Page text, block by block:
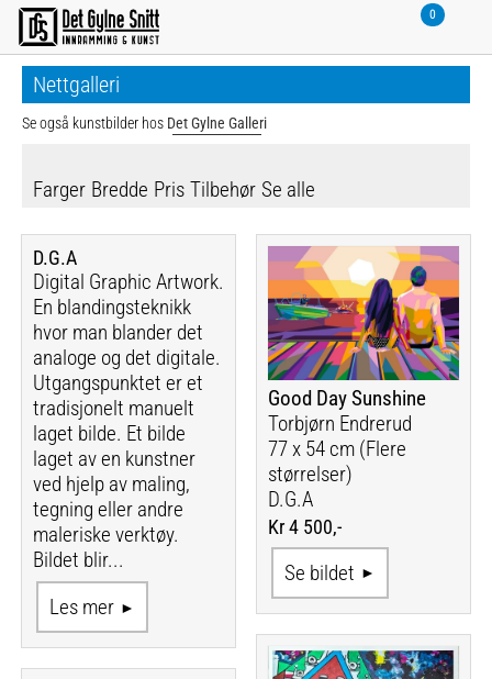
Nettgalleri
Se også kunstbilder hos Det Gylne Galleri
Farger Bredde Pris Tilbehør Se alle
D.G.A
Digital Graphic Artwork.
En blandingsteknikk
hvor man blander det
analoge og det digitale.
Utgangspunktet er et
tradisjonelt manuelt
laget bilde. Et bilde
laget av en kunstner
ved hjelp av maling,
tegning eller andre
maleriske verktøy.
Bildet blir...
Les mer
Good Day Sunshine
Torbjørn Endrerud
77 x 54 cm (Flere
størrelser)
D.G.A
Kr 4 500,-
Se bildet